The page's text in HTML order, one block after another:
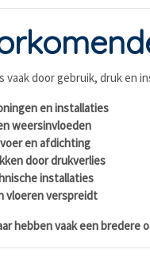
vaak door gebruik, druk en
en installaties
weersinvloeden
en afdichting
door drukverlies
installaties
vloeren verspreidt
hebben vaak een bredere